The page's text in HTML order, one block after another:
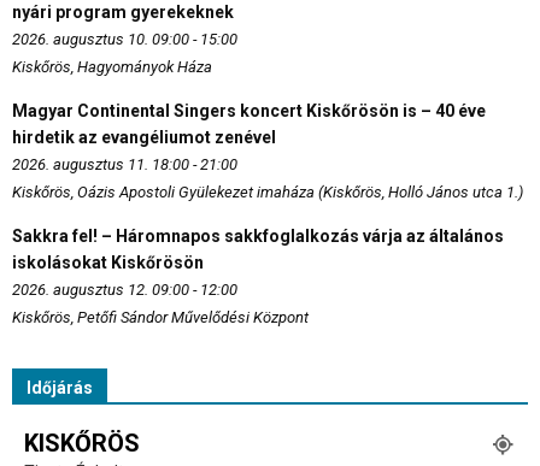
nyári program gyerekeknek
2026. augusztus 10. 09:00 - 15:00
Kiskőrös, Hagyományok Háza
Magyar Continental Singers koncert Kiskőrösön is – 40 éve
hirdetik az evangéliumot zenével
2026. augusztus 11. 18:00 - 21:00
Kiskőrös, Oázis Apostoli Gyülekezet imaháza (Kiskőrös, Holló János utca 1.)
Sakkra fel! – Háromnapos sakkfoglalkozás várja az általános
iskolásokat Kiskőrösön
2026. augusztus 12. 09:00 - 12:00
Kiskőrös, Petőfi Sándor Művelődési Központ
Időjárás
KISKŐRÖS